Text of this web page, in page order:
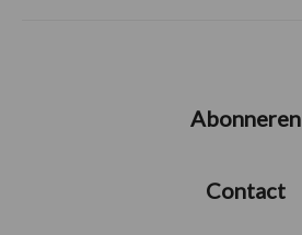
Abonneren
Contact